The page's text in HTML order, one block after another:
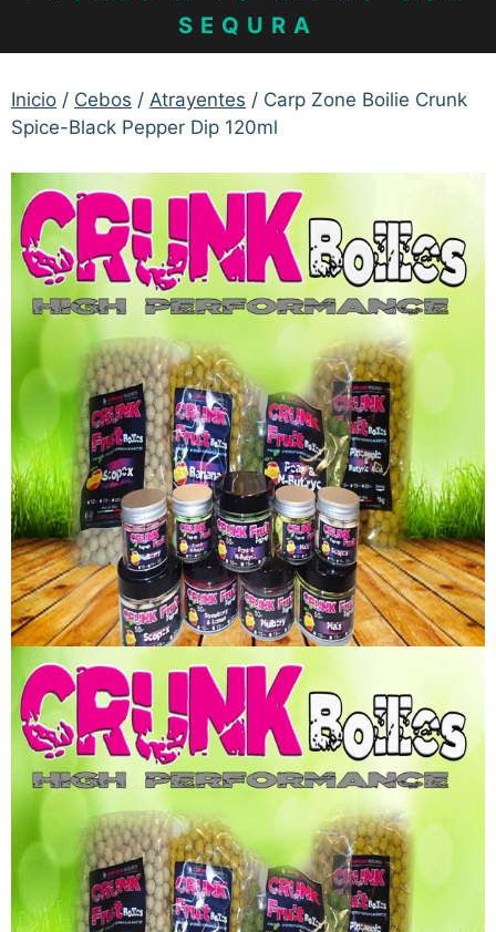
SEQURA
Inicio / Cebos / Atrayentes / Carp Zone Boilie Crunk
Spice-Black Pepper Dip 120ml